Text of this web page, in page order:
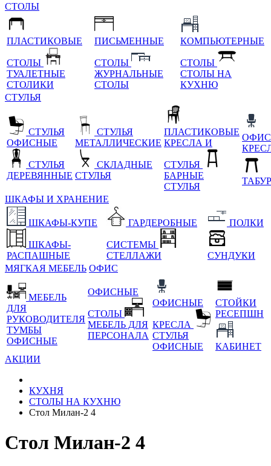
СТОЛЫ
ПЛАСТИКОВЫЕ
СТОЛЫ
ТУАЛЕТНЫЕ
СТОЛИКИ
ПИСЬМЕННЫЕ
СТОЛЫ
ЖУРНАЛЬНЫЕ
СТОЛЫ
КОМПЬЮТЕРНЫЕ
СТОЛЫ
СТОЛЫ НА
КУХНЮ
СТУЛЬЯ
СТУЛЬЯ
ОФИСНЫЕ
СТУЛЬЯ
ДЕРЕВЯННЫЕ
СТУЛЬЯ
МЕТАЛЛИЧЕСКИЕ
СКЛАДНЫЕ
СТУЛЬЯ
ПЛАСТИКОВЫЕ
КРЕСЛА И
СТУЛЬЯ
БАРНЫЕ
СТУЛЬЯ
ШКАФЫ И ХРАНЕНИЕ
ШКАФЫ-КУПЕ
ШКАФЫ-
РАСПАШНЫЕ
ГАРДЕРОБНЫЕ
СИСТЕМЫ
СТЕЛЛАЖИ
ПОЛКИ
СУНДУКИ
МЯГКАЯ МЕБЕЛЬ ОФИС
МЕБЕЛЬ
ДЛЯ
РУКОВОДИТЕЛЯ
ТУМБЫ
ОФИСНЫЕ
ОФИСНЫЕ
СТОЛЫ
МЕБЕЛЬ ДЛЯ
ПЕРСОНАЛА
ОФИСНЫЕ
КРЕСЛА
СТУЛЬЯ
ОФИСНЫЕ
СТОЙКИ
РЕСЕПШН
КАБИНЕТ
АКЦИИ
КУХНЯ
СТОЛЫ НА КУХНЮ
Стол Милан-2 4
Стол Милан-2 4